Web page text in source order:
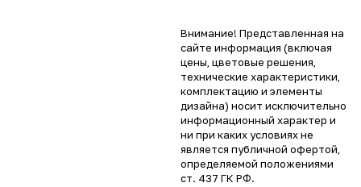
Внимание! Представленная на
сайте информация (включая
цены, цветовые решения,
технические характеристики,
комплектацию и элементы
дизайна) носит исключительно
информационный характер и
ни при каких условиях не
является публичной офертой,
определяемой положениями
ст. 437 ГК РФ.